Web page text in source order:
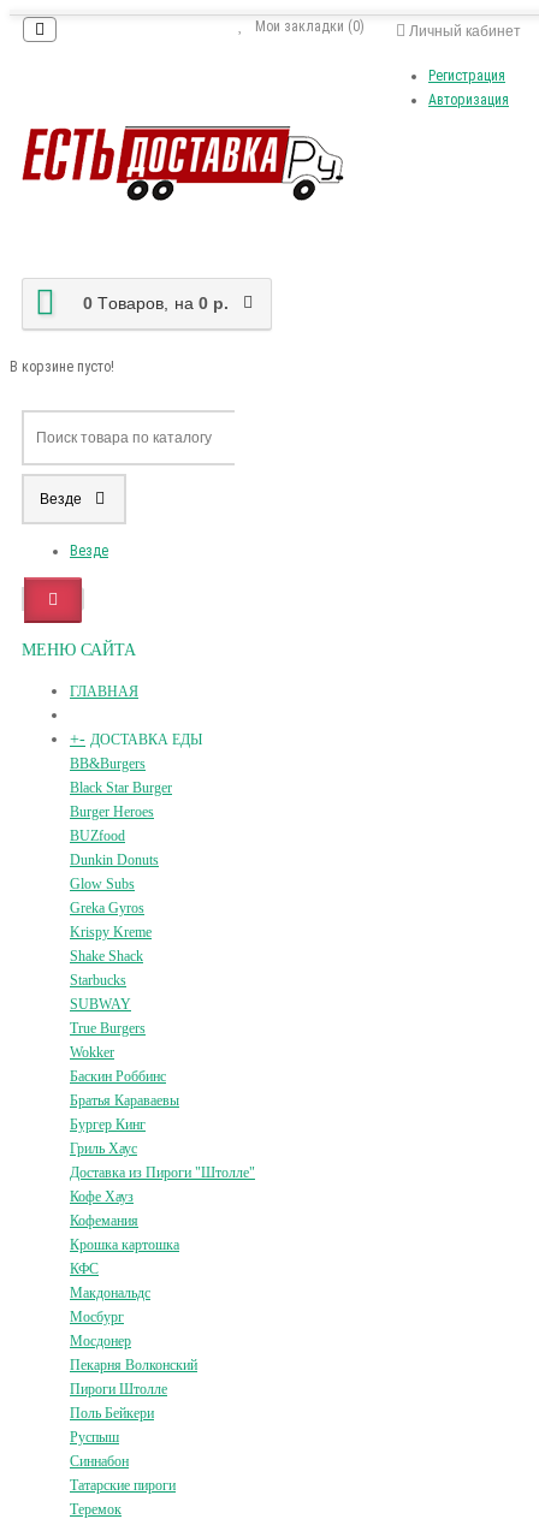
Личный кабинет
Регистрация
Авторизация
Мои закладки (0)
0 Tоваров, на 0 р.
В корзине пусто!
Везде
Везде
МЕНЮ САЙТА
ГЛАВНАЯ
+- ДОСТАВКА ЕДЫ
BB&Burgers
Black Star Burger
Burger Heroes
BUZfood
Dunkin Donuts
Glow Subs
Greka Gyros
Krispy Kreme
Shake Shack
Starbucks
SUBWAY
True Burgers
Wokker
Баскин Роббинс
Братья Караваевы
Бургер Кинг
Гриль Хаус
Доставка из Пироги "Штолле"
Кофе Хауз
Кофемания
Крошка картошка
КФС
Макдональдс
Мосбург
Мосдонер
Пекарня Волконский
Пироги Штолле
Поль Бейкери
Руспыш
Синнабон
Татарские пироги
Теремок